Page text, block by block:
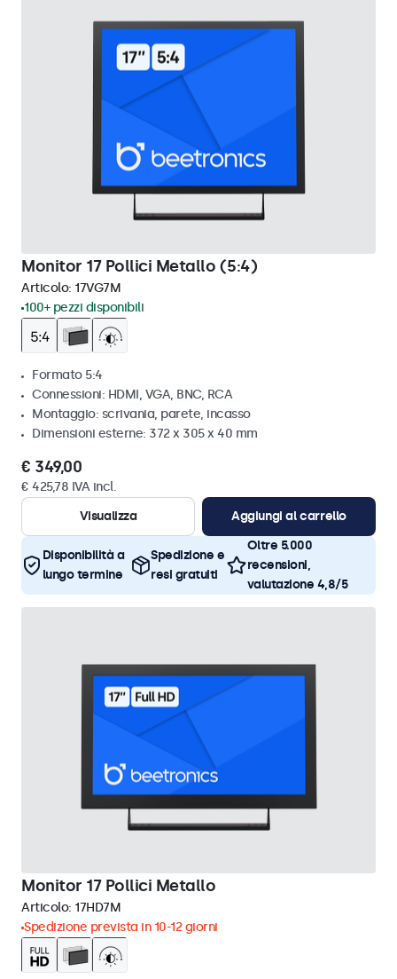
Monitor 17 Pollici Metallo (5:4)
Articolo: 17VG7M
100+ pezzi disponibili
Formato 5:4
Connessioni: HDMI, VGA, BNC, RCA
Montaggio: scrivania, parete, incasso
Dimensioni esterne: 372 x 305 x 40 mm
€ 349,00
€ 425,78 IVA incl.
Visualizza
Aggiungi al carrello
Disponibilità a
lungo termine
Spedizione e
resi gratuiti
Oltre 5.000
recensioni,
valutazione 4,8/5
Monitor 17 Pollici Metallo
Articolo: 17HD7M
Spedizione prevista in 10-12 giorni